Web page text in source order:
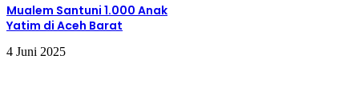
Mualem Santuni 1.000 Anak
Yatim di Aceh Barat
4 Juni 2025